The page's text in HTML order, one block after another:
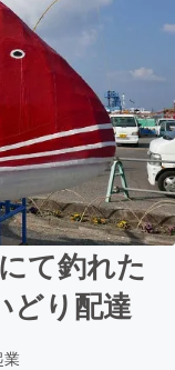
て釣れた
どり配達
業